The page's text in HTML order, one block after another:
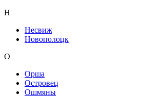
Н
Несвиж
Новополоцк
О
Орша
Островец
Ошмяны